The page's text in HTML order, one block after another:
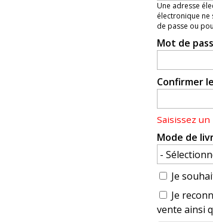
Une adresse
électronique ne
de passe ou
Mot de
Confirmer
Saisissez
Mode de
Je
Je
vente ainsi